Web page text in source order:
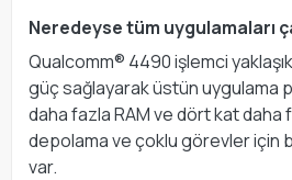
Neredeyse tüm uygulamaları
Qualcomm® 4490 işlemci
güç sağlayarak üstün uygulama
daha fazla RAM ve dört kat daha
depolama ve çoklu görevler için
var.